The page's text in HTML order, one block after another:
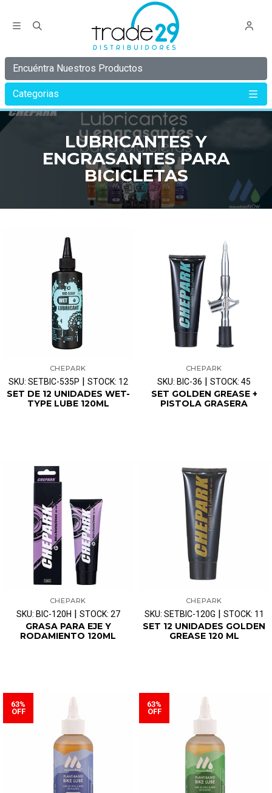
Encuéntra Nuestros Productos
Categorias
Inicio
LUBRICANTES Y
ENGRASANTES PARA
BICICLETAS
CHEPARK
SKU: SETBIC-535P | STOCK: 12
SET DE 12 UNIDADES WET-
TYPE LUBE 120ML
CHEPARK
SKU: BIC-36 | STOCK: 45
SET GOLDEN GREASE +
PISTOLA GRASERA
CHEPARK
SKU: BIC-120H | STOCK: 27
GRASA PARA EJE Y
RODAMIENTO 120ML
CHEPARK
SKU: SETBIC-120G | STOCK: 11
SET 12 UNIDADES GOLDEN
GREASE 120 ML
63%
OFF
63%
OFF